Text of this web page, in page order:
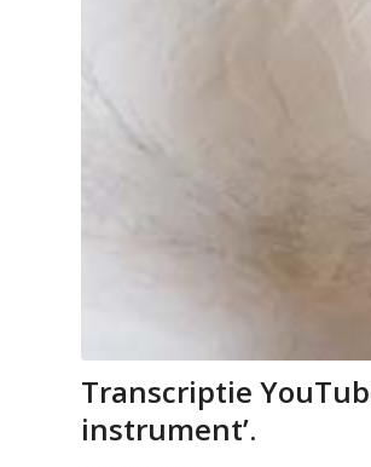
Transcriptie
instrument’.